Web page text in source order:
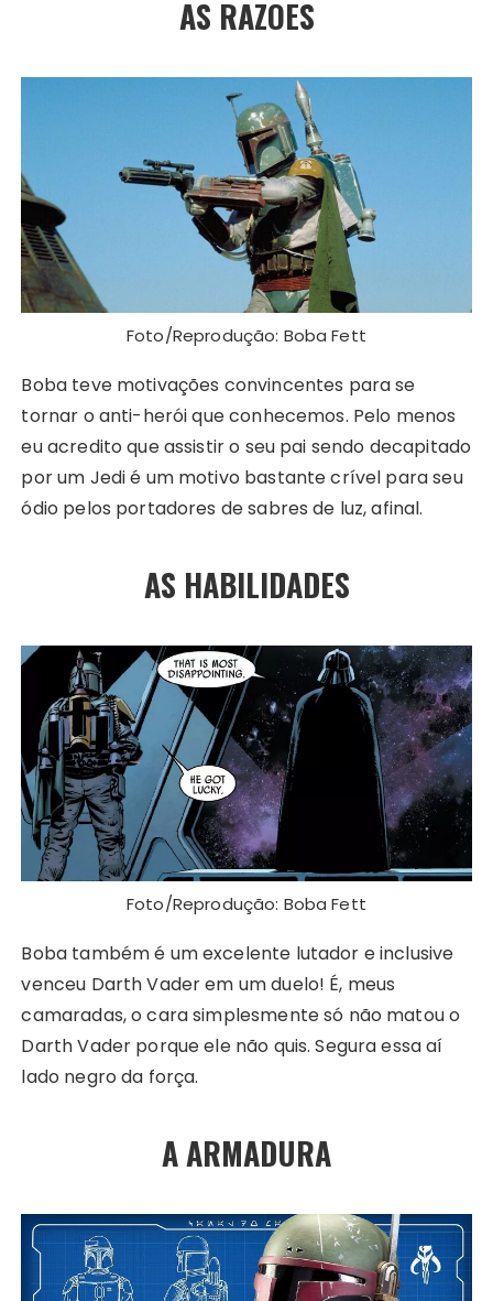
AS RAZÕES
Foto/Reprodução: Boba Fett
Boba teve motivações convincentes para se
tornar o anti-herói que conhecemos. Pelo menos
eu acredito que assistir o seu pai sendo decapitado
por um Jedi é um motivo bastante crível para seu
ódio pelos portadores de sabres de luz, afinal.
AS HABILIDADES
Foto/Reprodução: Boba Fett
Boba também é um excelente lutador e inclusive
venceu Darth Vader em um duelo! É, meus
camaradas, o cara simplesmente só não matou o
Darth Vader porque ele não quis. Segura essa aí
lado negro da força.
A ARMADURA